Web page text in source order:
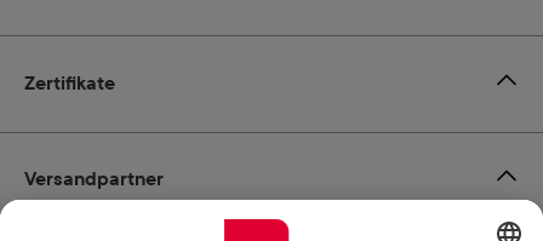
Zertifikate
Versandpartner